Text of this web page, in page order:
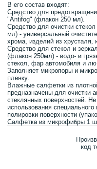
В его состав входят:
Средство для
"Antifog" (флакон 250 мл).
Средство для очистки
мл) - универсальный
хрома, изделий из хрусталя,
Средство для стекол и
(флакон 250мл) - водо- и
стекол, фар автомобиля и
Заполняет микропоры и
пленку.
Влажные салфетки из
предназначены для очистки
стеклянных поверхностей.
использования
полировки поверхности
Салфетка из микрофибры 1
код